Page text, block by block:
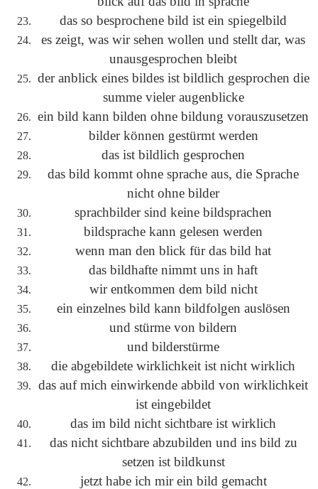
das so besprochene bild ist ein spiegelbild
es zeigt, was wir sehen wollen und stellt dar, was
unausgesprochen bleibt
der anblick eines bildes ist bildlich gesprochen die
summe vieler augenblicke
ein bild kann bilden ohne bildung vorauszusetzen
bilder können gestürmt werden
das ist bildlich gesprochen
das bild kommt ohne sprache aus, die Sprache
nicht ohne bilder
sprachbilder sind keine bildsprachen
bildsprache kann gelesen werden
wenn man den blick für das bild hat
das bildhafte nimmt uns in haft
wir entkommen dem bild nicht
ein einzelnes bild kann bildfolgen auslösen
und stürme von bildern
und bilderstürme
die abgebildete wirklichkeit ist nicht wirklich
das auf mich einwirkende abbild von wirklichkeit
ist eingebildet
das im bild nicht sichtbare ist wirklich
das nicht sichtbare abzubilden und ins bild zu
setzen ist bildkunst
jetzt habe ich mir ein bild gemacht